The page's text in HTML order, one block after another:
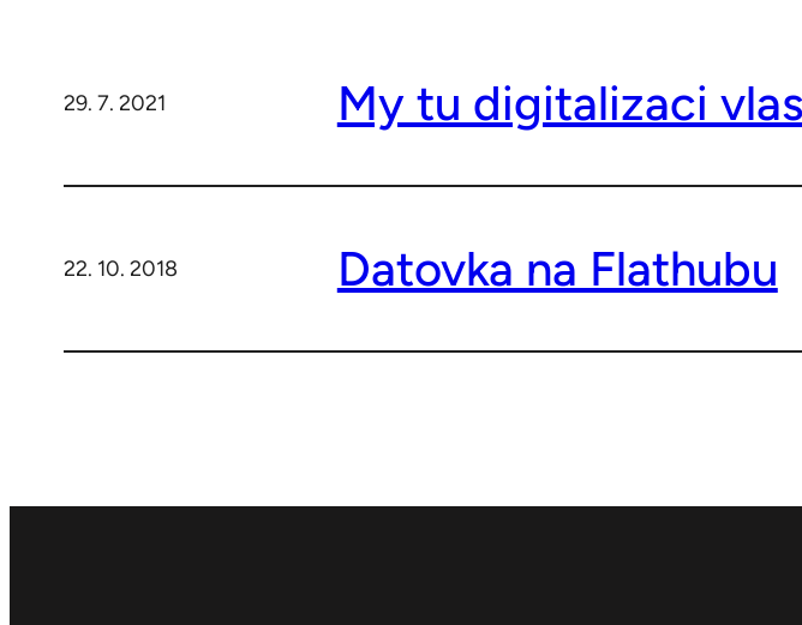
29. 7. 2021 My tu digitalizaci
22. 10. 2018 Datovka na Flathubu